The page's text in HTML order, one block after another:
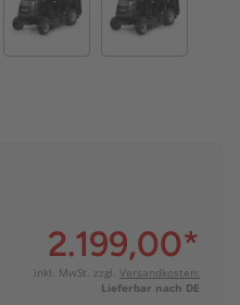
2.199,00*
inkl. MwSt. zzgl. Versandkosten:
Lieferbar nach DE